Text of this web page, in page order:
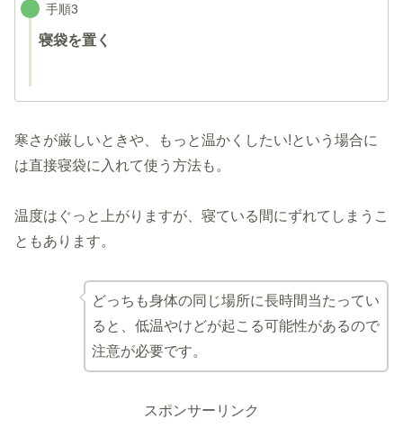
手順3
寝袋を置く
寒さが厳しいときや、もっと温かくしたい!という場合に
は直接寝袋に入れて使う方法も。
温度はぐっと上がりますが、寝ている間にずれてしまうこ
ともあります。
どっちも身体の同じ場所に長時間当たってい
ると、低温やけどが起こる可能性があるので
注意が必要です。
スポンサーリンク